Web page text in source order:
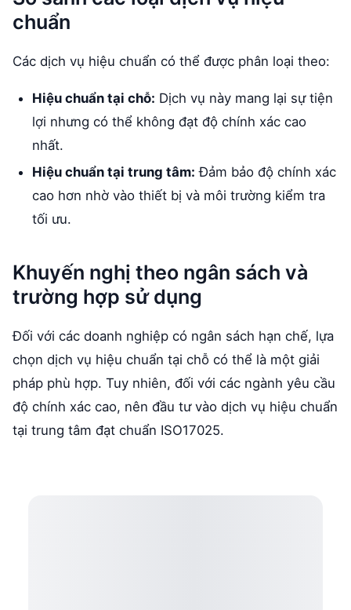
chuẩn
Các dịch vụ hiệu chuẩn có thể được phân loại theo:
Hiệu chuẩn tại chỗ: Dịch vụ này mang lại sự tiện
lợi nhưng có thể không đạt độ chính xác cao
nhất.
Hiệu chuẩn tại trung tâm: Đảm bảo độ chính xác
cao hơn nhờ vào thiết bị và môi trường kiểm tra
tối ưu.
Khuyến nghị theo ngân sách và
trường hợp sử dụng
Đối với các doanh nghiệp có ngân sách hạn chế, lựa
chọn dịch vụ hiệu chuẩn tại chỗ có thể là một giải
pháp phù hợp. Tuy nhiên, đối với các ngành yêu cầu
độ chính xác cao, nên đầu tư vào dịch vụ hiệu chuẩn
tại trung tâm đạt chuẩn ISO17025.